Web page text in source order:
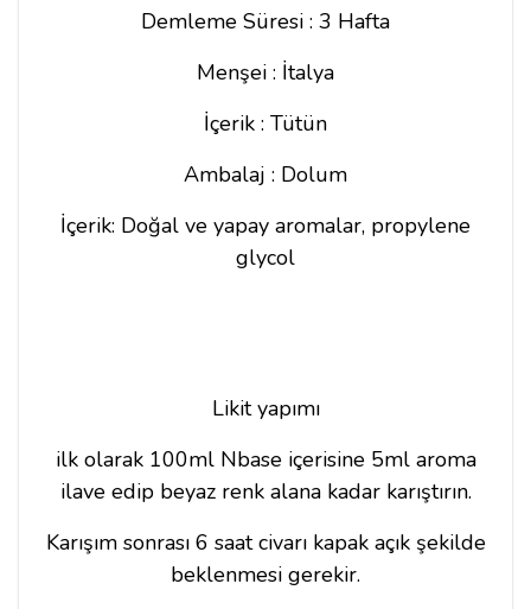
Demleme Süresi : 3 Hafta
Menşei : İtalya
İçerik : Tütün
Ambalaj : Dolum
İçerik: Doğal ve yapay aromalar, propylene
glycol
Likit yapımı
ilk olarak 100ml Nbase içerisine 5ml aroma
ilave edip beyaz renk alana kadar karıştırın.
Karışım sonrası 6 saat civarı kapak açık şekilde
beklenmesi gerekir.